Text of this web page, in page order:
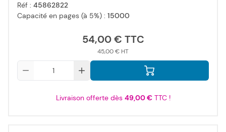
Réf : 45862822
Capacité en pages (à 5%) : 15000
54,00 €
45,00 €
Livraison offerte dès 49,00 €TTC !